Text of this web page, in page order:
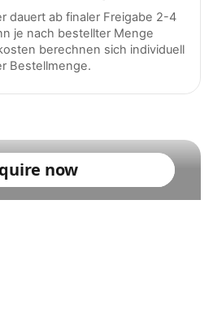
dauert ab finaler Freigabe 2-4
je nach bestellter Menge
berechnen sich individuell
Bestellmenge.